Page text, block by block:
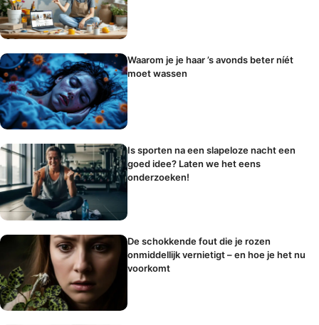
Waarom je je haar ’s avonds beter níét
moet wassen
Is sporten na een slapeloze nacht een
goed idee? Laten we het eens
onderzoeken!
De schokkende fout die je rozen
onmiddellijk vernietigt – en hoe je het nu
voorkomt